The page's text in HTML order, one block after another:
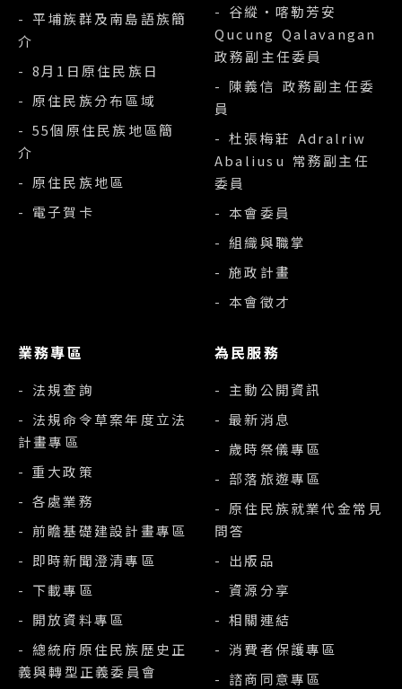
- 平埔族群及南島語族簡
介
- 8月1日原住民族日
- 原住民族分布區域
- 55個原住民族地區簡
介
- 原住民族地區
- 電子賀卡
- 谷縱‧喀勒芳安
Qucung Qalavangan
政務副主任委員
- 陳義信 政務副主任委
員
- 杜張梅莊 Adralriw
Abaliusu 常務副主任
委員
- 本會委員
- 組織與職掌
- 施政計畫
- 本會徵才
業務專區
- 法規查詢
- 法規命令草案年度立法
計畫專區
- 重大政策
- 各處業務
- 前瞻基礎建設計畫專區
- 即時新聞澄清專區
- 下載專區
- 開放資料專區
- 總統府原住民族歷史正
義與轉型正義委員會
為民服務
- 主動公開資訊
- 最新消息
- 歲時祭儀專區
- 部落旅遊專區
- 原住民族就業代金常見
問答
- 出版品
- 資源分享
- 相關連結
- 消費者保護專區
- 諮商同意專區